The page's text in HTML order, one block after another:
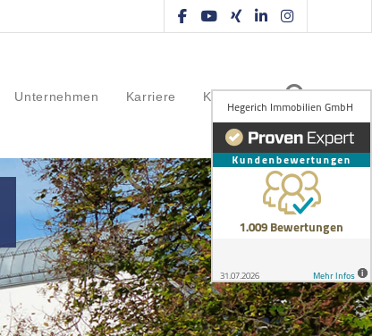
Unternehmen Karriere Kontakt